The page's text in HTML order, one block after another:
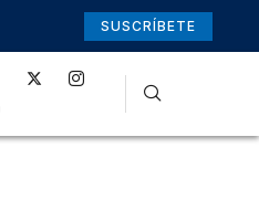
SUSCRÍBETE